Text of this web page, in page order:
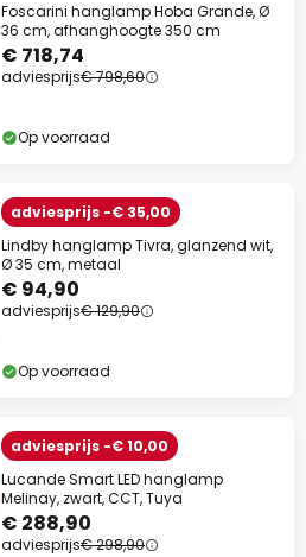
Foscarini hanglamp Hoba Grande, Ø
36 cm, afhanghoogte 350 cm
€ 718,74
adviesprijs€ 798,60
Op voorraad
adviesprijs -€ 35,00
Lindby hanglamp Tivra, glanzend wit,
Ø 35 cm, metaal
€ 94,90
adviesprijs€ 129,90
Op voorraad
adviesprijs -€ 10,00
Lucande Smart LED hanglamp
Melinay, zwart, CCT, Tuya
€ 288,90
adviesprijs€ 298,90